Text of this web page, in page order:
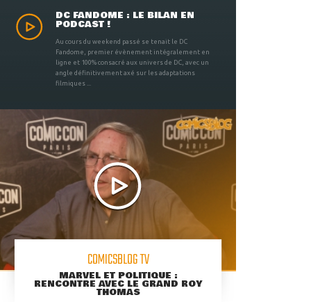
DC FANDOME : LE BILAN EN
PODCAST !
Au cours du weekend passé se tenait le DC
Fandome, premier évènement intégralement en
ligne et 100% consacré aux univers de DC, avec un
angle définitivement axé sur les adaptations
filmiques ...
COMICSBLOG TV
MARVEL ET POLITIQUE :
RENCONTRE AVEC LE GRAND ROY
THOMAS